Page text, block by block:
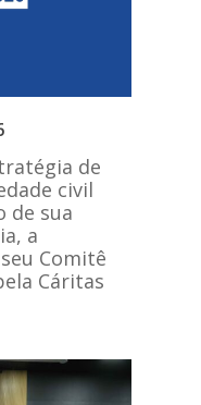
de
civil
de sua
a
Comitê
Cáritas